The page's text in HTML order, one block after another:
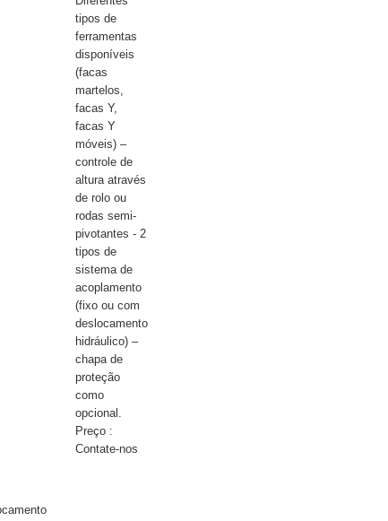
tipos de
ferramentas
disponíveis
(facas
martelos,
facas Y,
facas Y
móveis) –
controle de
altura através
de rolo ou
rodas semi-
pivotantes - 2
tipos de
sistema de
acoplamento
(fixo ou com
deslocamento
hidráulico) –
chapa de
proteção
como
opcional.
Preço :
Contate-nos